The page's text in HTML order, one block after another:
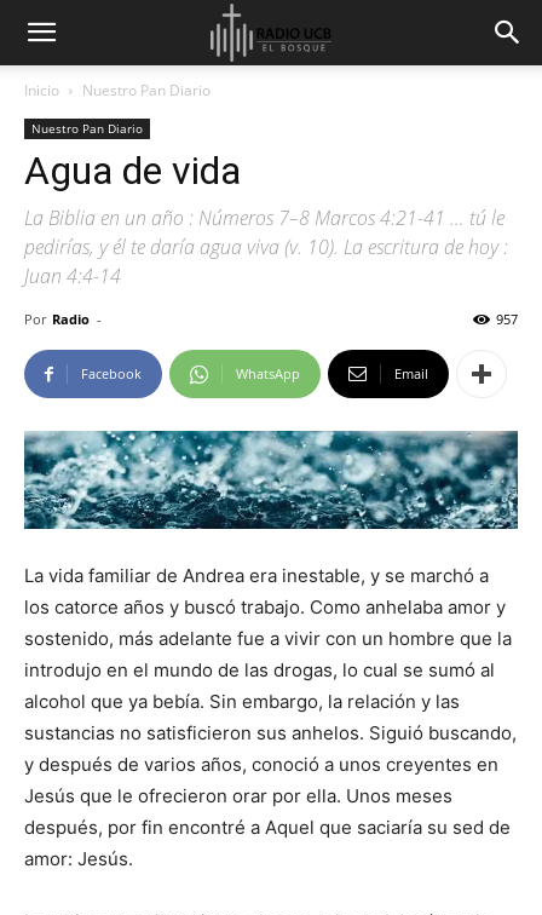
Inicio Nuestro Pan Diario
Nuestro Pan Diario
Agua de vida
La Biblia en un año : Números 7–8 Marcos 4:21-41 … tú le
pedirías, y él te daría agua viva (v. 10). La escritura de hoy :
Juan 4:4-14
Por Radio - 957
Facebook WhatsApp Email
La vida familiar de Andrea era inestable, y se marchó a
los catorce años y buscó trabajo. Como anhelaba amor y
sostenido, más adelante fue a vivir con un hombre que la
introdujo en el mundo de las drogas, lo cual se sumó al
alcohol que ya bebía. Sin embargo, la relación y las
sustancias no satisficieron sus anhelos. Siguió buscando,
y después de varios años, conoció a unos creyentes en
Jesús que le ofrecieron orar por ella. Unos meses
después, por fin encontré a Aquel que saciaría su sed de
amor: Jesús.